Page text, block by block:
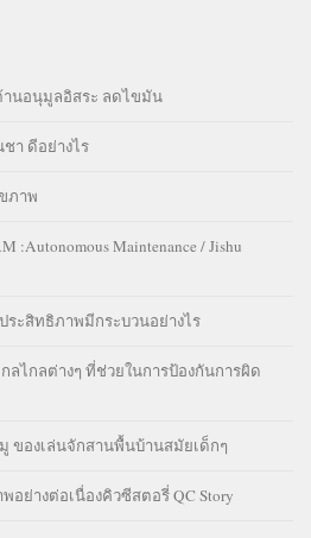
านอนุมูลอิสระ ลดไขมัน
า ดีอย่างไร
ภาพ
:Autonomous Maintenance / Jishu
ระสิทธิภาพมีกระบวนอย่างไร
ลไกลต่างๆ ที่ช่วยในการป้องกันการผิด
ของเล่นจักสานพื้นบ้านสมัยเด็กๆ
ย่างต่อเนื่องคิวซีสตอรี่ QC Story